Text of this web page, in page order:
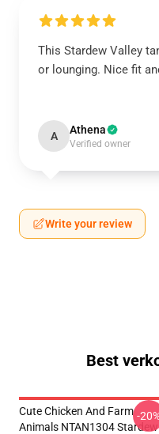
This Stardew Valley
or lounging. Nice fit
A Athena
Verified owner
Write your review
Best
Cute Chicken And Farm
Animals NTAN1304 Stardew
-